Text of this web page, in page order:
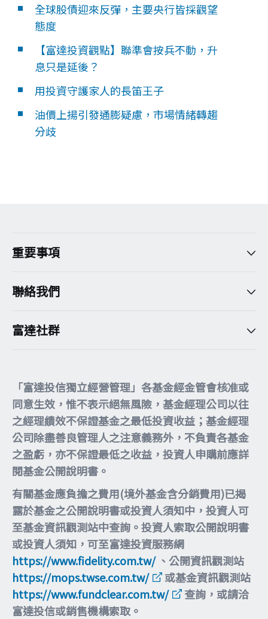
全球股債迎來反彈，主要央行皆採觀望
態度
【富達投資觀點】聯準會按兵不動，升
息只是延後？
用投資守護家人的長笛王子
油價上揚引發通膨疑慮，市場情緒轉趨
分歧
重要事項
聯絡我們
富達社群
「富達投信獨立經營管理」各基金經金管會核准或
同意生效，惟不表示絕無風險，基金經理公司以往
之經理績效不保證基金之最低投資收益；基金經理
公司除盡善良管理人之注意義務外，不負責各基金
之盈虧，亦不保證最低之收益，投資人申購前應詳
閱基金公開說明書。
有關基金應負擔之費用(境外基金含分銷費用)已揭
露於基金之公開說明書或投資人須知中，投資人可
至基金資訊觀測站中查詢。投資人索取公開說明書
或投資人須知，可至富達投資服務網
https://www.fidelity.com.tw/、公開資訊觀測站
https://mops.twse.com.tw/
或基金資訊觀測站
https://www.fundclear.com.tw/
查詢，或請洽
富達投信或銷售機構索取。